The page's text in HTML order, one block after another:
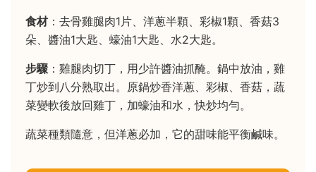
食材：去骨雞腿肉1片、洋蔥半顆、彩椒1顆、香菇3
朵、醬油1大匙、蠔油1大匙、水2大匙。
步驟 ：雞腿肉切丁，用少許醬油抓醃。鍋中放油，雞
丁炒到八分熟取出。原鍋炒香洋蔥、彩椒、香菇，蔬
菜變軟後放回雞丁，加蠔油和水，快炒均勻。
蔬菜種類隨意，但洋蔥必加，它的甜味能平衡鹹味。